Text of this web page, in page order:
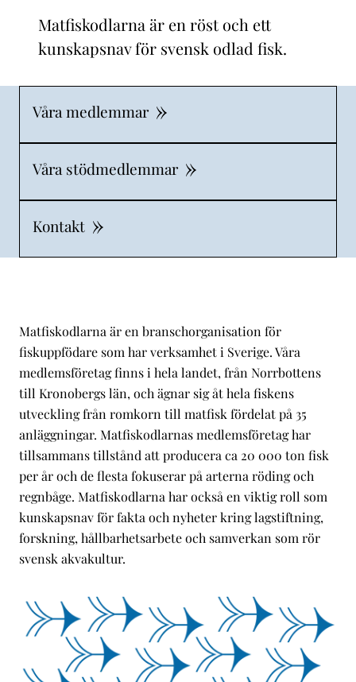
Matfiskodlarna är en röst och ett
kunskapsnav för svensk odlad fisk.
Våra medlemmar
Våra stödmedlemmar
Kontakt
Matfiskodlarna är en branschorganisation för
fiskuppfödare som har verksamhet i Sverige. Våra
medlemsföretag finns i hela landet, från Norrbottens
till Kronobergs län, och ägnar sig åt hela fiskens
utveckling från romkorn till matfisk fördelat på 35
anläggningar. Matfiskodlarnas medlemsföretag har
tillsammans tillstånd att producera ca 20 000 ton fisk
per år och de flesta fokuserar på arterna röding och
regnbåge. Matfiskodlarna har också en viktig roll som
kunskapsnav för fakta och nyheter kring lagstiftning,
forskning, hållbarhetsarbete och samverkan som rör
svensk akvakultur.